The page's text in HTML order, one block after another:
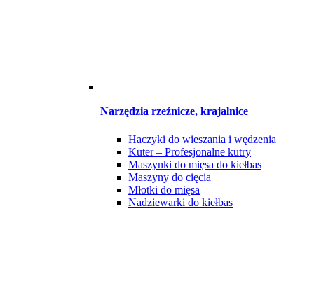
Narzędzia rzeźnicze, krajalnice
Haczyki do wieszania i wędzenia
Kuter – Profesjonalne kutry
Maszynki do mięsa do kiełbas
Maszyny do cięcia
Młotki do mięsa
Nadziewarki do kiełbas